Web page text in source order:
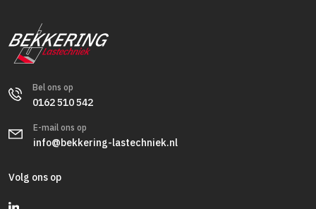
Bel ons op
0162 510 542
E-mail ons op
info@bekkering-lastechniek.nl
Volg ons op